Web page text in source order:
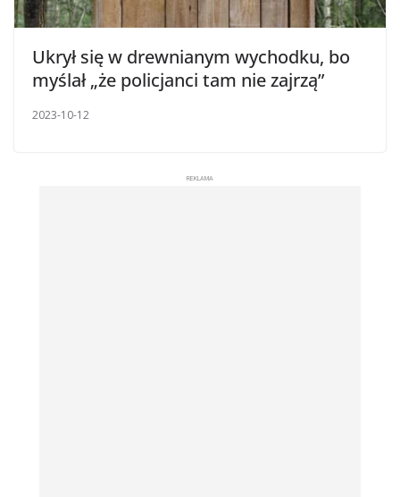
Ukrył się w drewnianym wychodku, bo
myślał „że policjanci tam nie zajrzą”
2023-10-12
REKLAMA